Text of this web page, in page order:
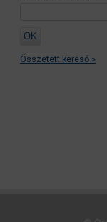
Összetett kereső »